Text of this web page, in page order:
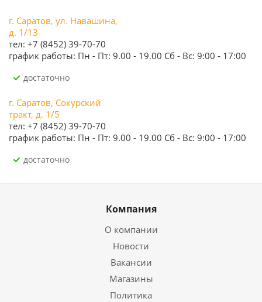
г. Саратов, ул. Навашина,
д. 1/13
тел: +7 (8452) 39-70-70
график работы: Пн - Пт: 9.00 - 19.00 Сб - Вс: 9:00 - 17:00
Достаточно
г. Саратов, Сокурский
тракт, д. 1/5
тел: +7 (8452) 39-70-70
график работы: Пн - Пт: 9.00 - 19.00 Сб - Вс: 9:00 - 17:00
Достаточно
Компания
О компании
Новости
Вакансии
Магазины
Политика